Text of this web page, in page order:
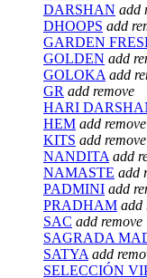
DARSHAN add
DHOOPS add
GARDEN
GOLDEN add
GOLOKA add
GR add remove
HARI
HEM add remove
KITS add remove
NANDITA add
NAMASTE add
PADMINI add
PRADHAM add
SAC add remove
SAGRADA
SATYA add
SELECCIÓN